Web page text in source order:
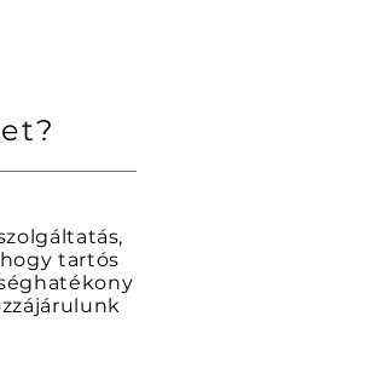
tartós